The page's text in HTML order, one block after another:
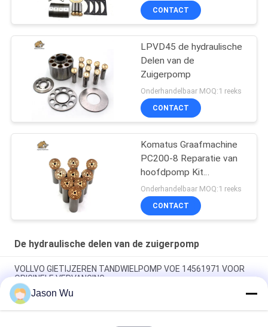
CONTACT
LPVD45 de hydraulische
Delen van de
Zuigerpomp
Onderhandelbaar MOQ:1 reeks
CONTACT
Komatus Graafmachine
PC200-8 Reparatie van
hoofdpomp Kit
Hydraulische pomp
Onderdeel zuigerpomp
Onderhoud reparatie
Onderhandelbaar MOQ:1 reeks
CONTACT
De hydraulische delen van de zuigerpomp
VOLLVO GIETIJZEREN TANDWIELPOMP VOE 14561971 VOOR
ORIGINELE VERVANGING
VOLLVO GIETIJZEREN TANDWIELPOMP VOE 14537295 VOOR
ORIGINELE VERVANGING
Jason Wu